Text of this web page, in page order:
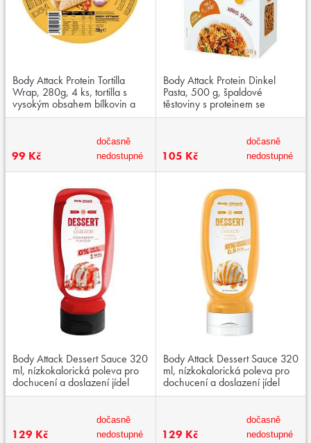
Body Attack Protein Tortilla
Wrap, 280g, 4 ks, tortilla s
vysokým obsahem bílkovin a
nízkým podílem sacharidů
99 Kč
dočasně
nedostupné
Body Attack Protein Dinkel
Pasta, 500 g, špaldové
těstoviny s proteinem se
sníženým obsahem sacharidů
105 Kč
dočasně
nedostupné
Body Attack Dessert Sauce 320
ml, nízkokalorická poleva pro
dochucení a doslazení jídel
129 Kč
dočasně
nedostupné
Body Attack Dessert Sauce 320
ml, nízkokalorická poleva pro
dochucení a doslazení jídel
129 Kč
dočasně
nedostupné